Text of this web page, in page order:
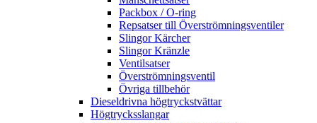
Packbox / O-ring
Repsatser till Överströmningsventiler
Slingor Kärcher
Slingor Kränzle
Ventilsatser
Överströmningsventil
Övriga tillbehör
Dieseldrivna högtryckstvättar
Högtrycksslangar